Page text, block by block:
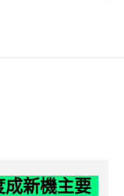
新機主要